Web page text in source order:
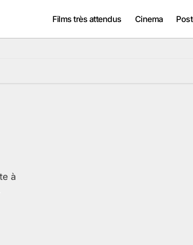
Films très attendus Cinema